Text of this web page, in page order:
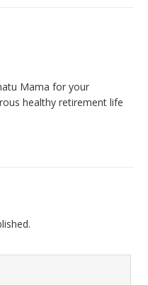
Mama for your
healthy retirement life